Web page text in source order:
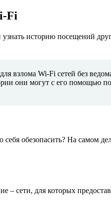
Fi
историю посещений
Wi-Fi сетей без
они могут с его помощью
обезопасить? На самом
сети, для которых